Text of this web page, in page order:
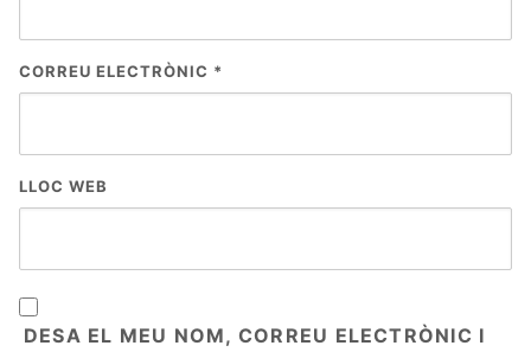
CORREU ELECTRÒNIC *
LLOC WEB
DESA EL MEU NOM, CORREU ELECTRÒNIC I